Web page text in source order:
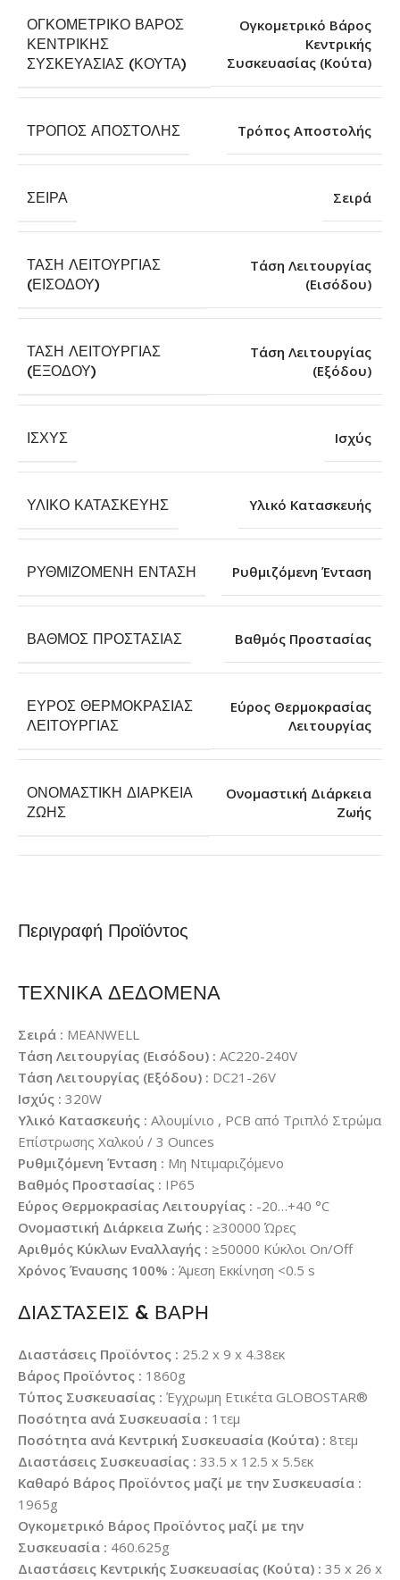
Περιγραφή Προϊόντος
ΤΕΧΝΙΚΑ ΔΕΔΟΜΕΝΑ
Σειρά : MEANWELL
Τάση Λειτουργίας (Εισόδου) : AC220-240V
Τάση Λειτουργίας (Εξόδου) : DC21-26V
Ισχύς : 320W
Υλικό Κατασκευής : Αλουμίνιο , PCB από Τριπλό Στρώμα
Επίστρωσης Χαλκού / 3 Ounces
Ρυθμιζόμενη Ένταση : Μη Ντιμαριζόμενο
Βαθμός Προστασίας : IP65
Εύρος Θερμοκρασίας Λειτουργίας : -20…+40 °C
Ονομαστική Διάρκεια Ζωής : ≥30000 Ώρες
Αριθμός Κύκλων Εναλλαγής : ≥50000 Κύκλοι On/Off
Χρόνος Έναυσης 100% : Άμεση Εκκίνηση <0.5 s
ΔΙΑΣΤΑΣΕΙΣ & ΒΑΡΗ
Διαστάσεις Προϊόντος : 25.2 x 9 x 4.38εκ
Βάρος Προϊόντος : 1860g
Τύπος Συσκευασίας : Έγχρωμη Ετικέτα GLOBOSTAR®
Ποσότητα ανά Συσκευασία : 1τεμ
Ποσότητα ανά Κεντρική Συσκευασία (Κούτα) : 8τεμ
Διαστάσεις Συσκευασίας : 33.5 x 12.5 x 5.5εκ
Καθαρό Βάρος Προϊόντος μαζί με την Συσκευασία :
1965g
Ογκομετρικό Βάρος Προϊόντος μαζί με την
Συσκευασία : 460.625g
Διαστάσεις Κεντρικής Συσκευασίας (Κούτα) : 35 x 26 x
ΟΓΚΟΜΕΤΡΙΚΌ ΒΆΡΟΣ
ΚΕΝΤΡΙΚΉΣ
ΣΥΣΚΕΥΑΣΊΑΣ (ΚΟΎΤΑ)
Ογκομετρικό Βάρος
Κεντρικής
Συσκευασίας (Κούτα)
ΤΡΌΠΟΣ ΑΠΟΣΤΟΛΉΣ Τρόπος Αποστολής
ΣΕΙΡΆ Σειρά
ΤΆΣΗ ΛΕΙΤΟΥΡΓΊΑΣ
(ΕΙΣΌΔΟΥ)
Τάση Λειτουργίας
(Εισόδου)
ΤΆΣΗ ΛΕΙΤΟΥΡΓΊΑΣ
(ΕΞΌΔΟΥ)
Τάση Λειτουργίας
(Εξόδου)
ΙΣΧΎΣ Ισχύς
ΥΛΙΚΌ ΚΑΤΑΣΚΕΥΉΣ Υλικό Κατασκευής
ΡΥΘΜΙΖΌΜΕΝΗ ΈΝΤΑΣΗ Ρυθμιζόμενη Ένταση
ΒΑΘΜΌΣ ΠΡΟΣΤΑΣΊΑΣ Βαθμός Προστασίας
ΕΎΡΟΣ ΘΕΡΜΟΚΡΑΣΊΑΣ
ΛΕΙΤΟΥΡΓΊΑΣ
Εύρος Θερμοκρασίας
Λειτουργίας
ΟΝΟΜΑΣΤΙΚΉ ΔΙΆΡΚΕΙΑ
ΖΩΉΣ
Ονομαστική Διάρκεια
Ζωής